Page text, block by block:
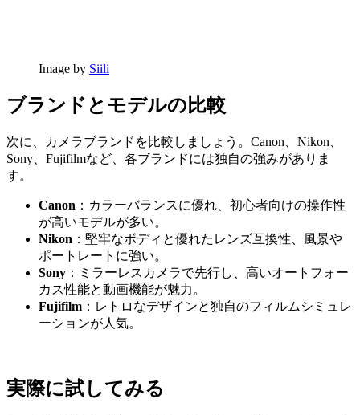
Image by Siili
ブランドとモデルの比較
次に、カメラブランドを比較しましょう。Canon、Nikon、
Sony、Fujifilmなど、各ブランドには独自の強みがありま
す。
Canon ：カラーバランスに優れ、初心者向けの操作性
が高いモデルが多い。
Nikon ：堅牢なボディと優れたレンズ互換性、風景や
ポートレートに強い。
Sony ：ミラーレスカメラで先行し、高いオートフォー
カス性能と動画機能が魅力。
Fujifilm ：レトロなデザインと独自のフィルムシミュレ
ーションが人気。
実際に試してみる